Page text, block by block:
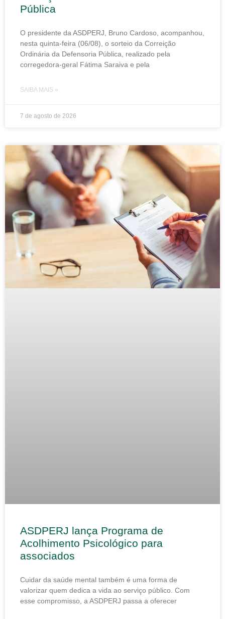
Pública
O presidente da ASDPERJ, Bruno Cardoso, acompanhou,
nesta quinta-feira (06/08), o sorteio da Correição
Ordinária da Defensoria Pública, realizado pela
corregedora-geral Fátima Saraiva e pela
SAIBA MAIS »
7 de agosto de 2026
ASDPERJ lança Programa de
Acolhimento Psicológico para
associados
Cuidar da saúde mental também é uma forma de
valorizar quem dedica a vida ao serviço público. Com
esse compromisso, a ASDPERJ passa a oferecer